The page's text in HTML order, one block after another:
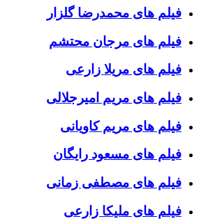
فیلم های محمدرضا گلزار
فیلم های مرجان محتشم
فیلم های مریلا زارعی
فیلم های مریم امیرجلالی
فیلم های مریم کاویانی
فیلم های مسعود رایگان
فیلم های مصطفی زمانی
فیلم های ملیکا زارعی